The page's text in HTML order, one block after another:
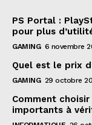
PS Portal :
pour plus
GAMING 6 novembre
Quel est le prix
GAMING 29 octobre
Comment
importants à